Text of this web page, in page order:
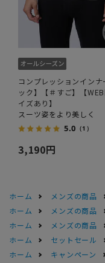
コンプレッションインナ
ック】【＃すご】【
イズあり】
スーツ姿をより美しく
5.0 （1）
3,190円
ホーム メンズの商品
ホーム
メンズの商品
ホーム
メンズの商品
ホーム
セットセール
ホーム
キャンペーン